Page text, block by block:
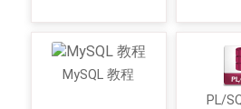
MySQL 教程
PL/